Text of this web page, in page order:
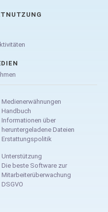
Medienerwähnungen
Handbuch
Informationen über
heruntergeladene Dateien
Erstattungspolitik
Unterstützung
Die beste Software zur
Mitarbeiterüberwachung
DSGVO